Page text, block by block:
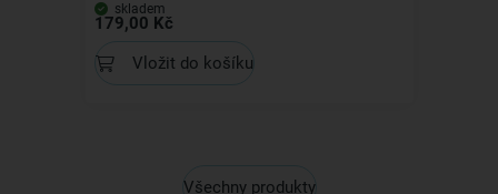
skladem
179,00 Kč
Vložit do košíku
Všechny produkty